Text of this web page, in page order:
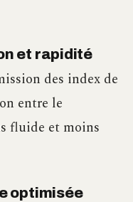
et rapidité
des index de
entre le
fluide et moins
optimisée